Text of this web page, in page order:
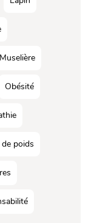
Muselière
Obésité
poids